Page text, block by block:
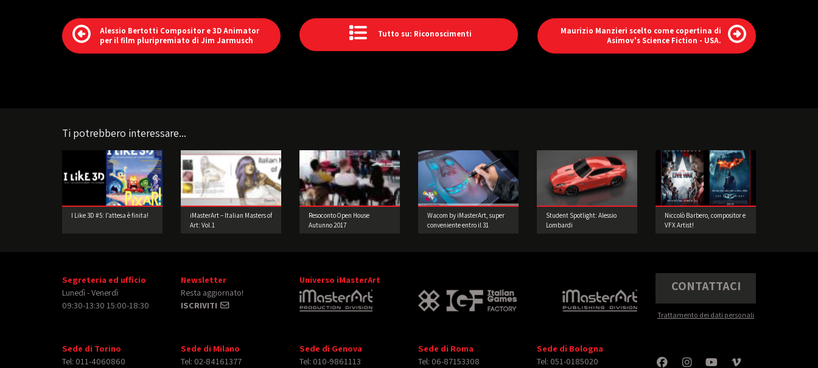
Alessio Bertotti Compositor e 3D Animator
per il film pluripremiato di Jim Jarmusch
Tutto su: Riconoscimenti
Maurizio Manzieri scelto come copertina di
Asimov's Science Fiction - USA.
Ti potrebbero interessare...
I Like 3D #5: l’attesa è finita!
iMasterArt – Italian Masters of
Art: Vol.1
Resoconto Open House
Autunno 2017
Wacom by iMasterArt, super
conveniente entro il 31
Student Spotlight: Alessio
Lombardi
Niccolò Barbero, compositor e
VFX Artist!
Segreteria ed ufficio
Lunedì - Venerdì
09:30-13:30 15:00-18:30
Newsletter
Resta aggiornato!
ISCRIVITI
Universo iMasterArt CONTATTACI
Trattamento dei dati personali
Sede di Torino
Tel: 011-4060860
Sede di Milano
Tel: 02-84161377
Sede di Genova
Tel: 010-9861113
Sede di Roma
Tel: 06-87153308
Sede di Bologna
Tel: 051-0185020